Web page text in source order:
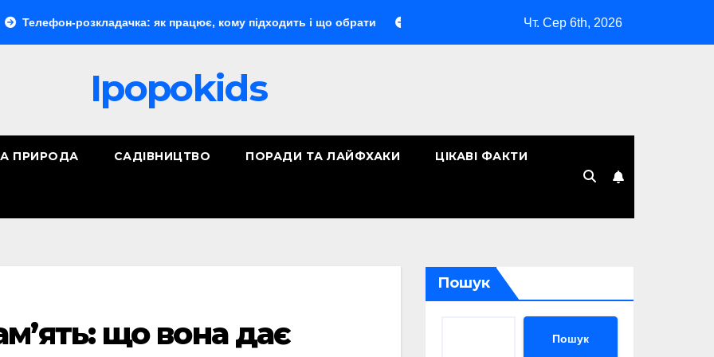
розкладачка: як працює, кому підходить і що обрати «Макіяж без макіяжу»: як японська декоративна косметика
Чт. Сер 6th, 2026
Ipopokids
ПРИРОДА САДІВНИЦТВО ПОРАДИ ТА ЛАЙФХАКИ ЦІКАВІ ФАКТИ
що вона дає
Пошук
Пошук